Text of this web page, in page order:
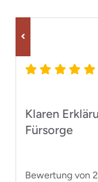
Klaren
Fürsorge
Bewertung von